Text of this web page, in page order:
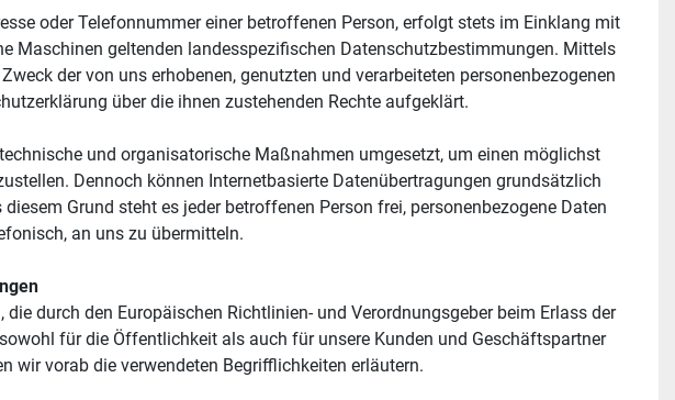
oder Telefonnummer einer betroffenen Person, erfolgt stets im Einklang mit
Maschinen geltenden landesspezifischen Datenschutzbestimmungen. Mittels
der von uns erhobenen, genutzten und verarbeiteten personenbezogenen
über die ihnen zustehenden Rechte aufgeklärt.
und organisatorische Maßnahmen umgesetzt, um einen möglichst
Dennoch können Internetbasierte Datenübertragungen grundsätzlich
Grund steht es jeder betroffenen Person frei, personenbezogene Daten
an uns zu übermitteln.
durch den Europäischen Richtlinien- und Verordnungsgeber beim Erlass der
für die Öffentlichkeit als auch für unsere Kunden und Geschäftspartner
wir vorab die verwendeten Begrifflichkeiten erläutern.